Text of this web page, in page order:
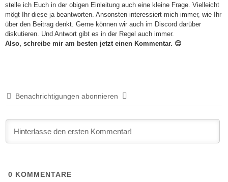
stelle ich Euch in der obigen Einleitung auch eine kleine Frage. Vielleicht
mögt Ihr diese ja beantworten. Ansonsten interessiert mich immer, wie Ihr
über den Beitrag denkt. Gerne können wir auch im Discord darüber
diskutieren. Und Antwort gibt es in der Regel auch immer.
Also, schreibe mir am besten jetzt einen Kommentar. 😊
Benachrichtigungen abonnieren
0 KOMMENTARE